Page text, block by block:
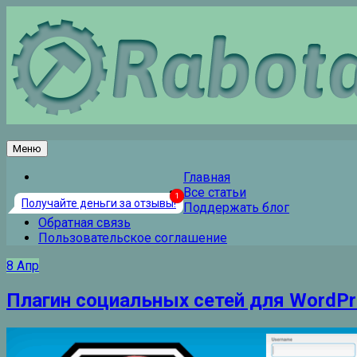
содержанию
Получайте деньги за отзывы!
Меню
Главная
Все статьи
Поддержать блог
Обратная связь
Пользовательское соглашение
8 Апр
Плагин социальных сетей для